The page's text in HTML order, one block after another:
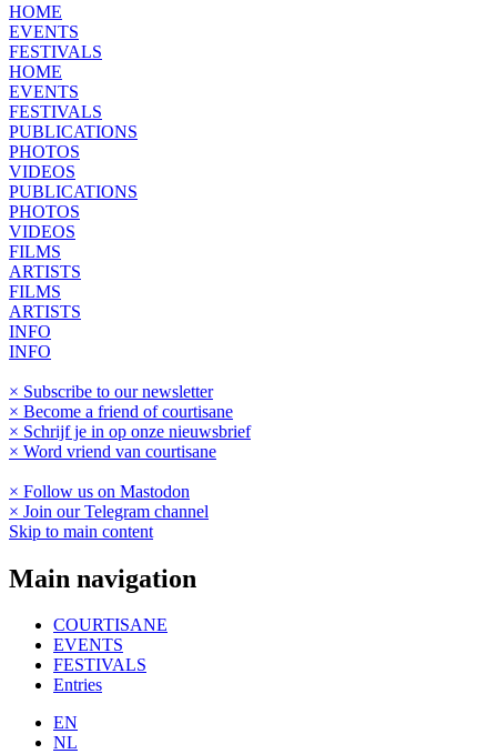
HOME
EVENTS
FESTIVALS
HOME
EVENTS
FESTIVALS
PUBLICATIONS
PHOTOS
VIDEOS
PUBLICATIONS
PHOTOS
VIDEOS
FILMS
ARTISTS
FILMS
ARTISTS
INFO
INFO
× Subscribe to our newsletter
× Become a friend of courtisane
× Schrijf je in op onze nieuwsbrief
× Word vriend van courtisane
× Follow us on Mastodon
× Join our Telegram channel
Skip to main content
Main navigation
COURTISANE
EVENTS
FESTIVALS
Entries
EN
NL